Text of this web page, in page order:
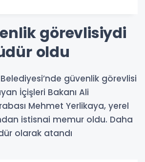
görevlisiydi
oldu
güvenlik görevlisi
İçişleri Bakanı Ali
Mehmet Yerlikaya, yerel
istisnai memur oldu. Daha
olarak atandı